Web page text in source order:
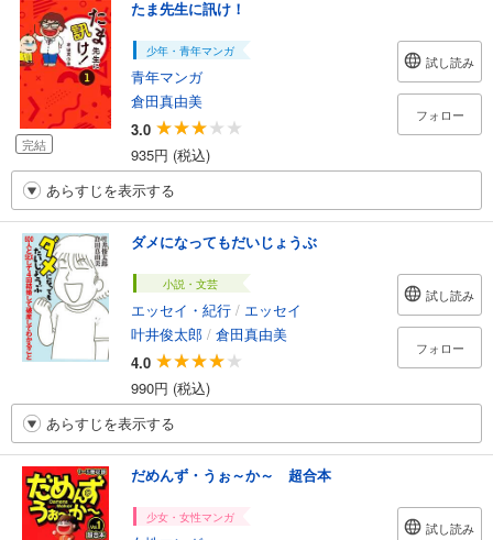
完結
たま先生に訊け！
少年・青年マンガ
青年マンガ
倉田真由美
3.0
935円 (税込)
試し読み
フォロー
あらすじを表示する
ダメになってもだいじょうぶ
小説・文芸
エッセイ・紀行 / エッセイ
叶井俊太郎 / 倉田真由美
4.0
990円 (税込)
試し読み
フォロー
あらすじを表示する
だめんず・うぉ～か～ 超合本
少女・女性マンガ
試し読み